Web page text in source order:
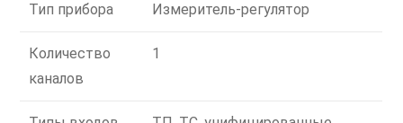
Тип прибора Измеритель-регулятор
Количество
каналов
1